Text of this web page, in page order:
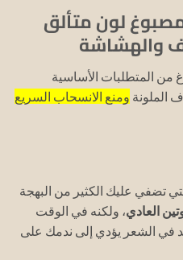
لون متألق
والهشاشة
من المتطلبات الأساسية
الملونة ومنع الانسحاب السريع
تضفي عليك الكثير من البهجة
العادي، ولكنه في الوقت
في الشعر يؤدي إلى ندمك على